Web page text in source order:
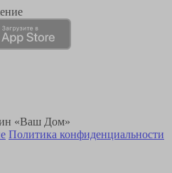
«Ваш Дом»
Политика конфиденциальности